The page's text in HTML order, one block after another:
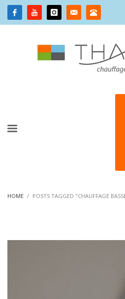
HOME POSTS TAGGED "CHAUFFAGE